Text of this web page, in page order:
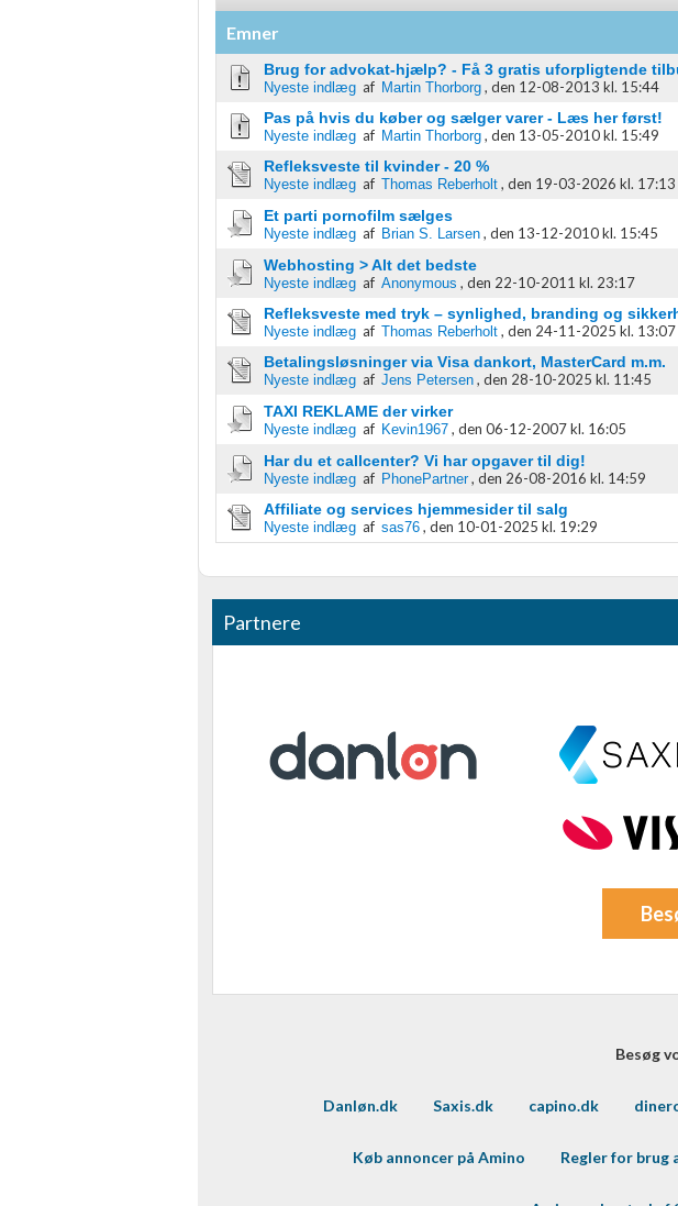
Emner
Brug for advokat-hjælp? - Få 3 gratis uforpligtende
Nyeste indlægaf Martin Thorborg , den 12-08-2013 kl. 15:44
Pas på hvis du køber og sælger varer - Læs her først!
Nyeste indlægaf Martin Thorborg , den 13-05-2010 kl. 15:49
Refleksveste til kvinder - 20 %
Nyeste indlægaf Thomas Reberholt , den 19-03-2026 kl. 17:13
Et parti pornofilm sælges
Nyeste indlægaf Brian S. Larsen , den 13-12-2010 kl. 15:45
Webhosting > Alt det bedste
Nyeste indlægaf Anonymous , den 22-10-2011 kl. 23:17
Refleksveste med tryk – synlighed, branding og
Nyeste indlægaf Thomas Reberholt , den 24-11-2025 kl. 13:07
Betalingsløsninger via Visa dankort, MasterCard m.m.
Nyeste indlægaf Jens Petersen , den 28-10-2025 kl. 11:45
TAXI REKLAME der virker
Nyeste indlægaf Kevin1967 , den 06-12-2007 kl. 16:05
Har du et callcenter? Vi har opgaver til dig!
Nyeste indlægaf PhonePartner , den 26-08-2016 kl. 14:59
Affiliate og services hjemmesider til salg
Nyeste indlægaf sas76 , den 10-01-2025 kl. 19:29
Partnere
Besøg
Danløn.dk Saxis.dk capino.dk
Køb annoncer på Amino Regler for brug
Forstå målgrupper gennem statistikker eller kombinationer af oplysninger fra
Udvikle og forbedre tjenester
Bruge begrænsede oplysninger til at vælge indhold
Bruge præcise geografiske placeringsoplysninger
Identificere enheder baseret på aktivt anmodede oplysninger